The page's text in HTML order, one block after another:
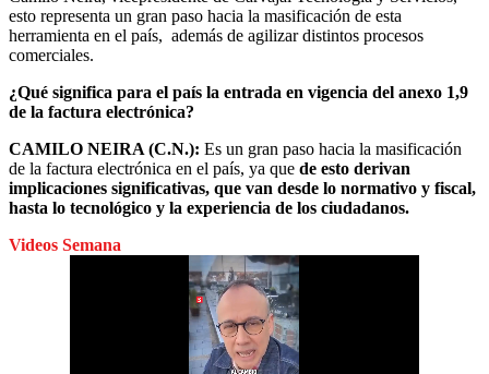
esto representa un gran paso hacia la masificación de esta
herramienta en el país, además de agilizar distintos procesos
comerciales.
¿Qué significa para el país la entrada en vigencia del anexo 1,9
de la factura electrónica?
CAMILO NEIRA (C.N.): Es un gran paso hacia la masificación
de la factura electrónica en el país, ya que de esto derivan
implicaciones significativas, que van desde lo normativo y fiscal,
hasta lo tecnológico y la experiencia de los ciudadanos.
Videos Semana